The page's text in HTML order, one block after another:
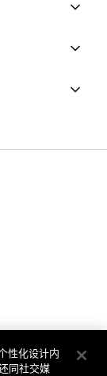
性化设计内
同社交媒